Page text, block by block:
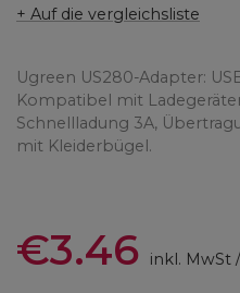
+ Auf die vergleichsliste
Ugreen US280-Adapter:
Kompatibel mit
Schnellladung 3A,
mit Kleiderbügel.
€3.46 inkl. MwSt/